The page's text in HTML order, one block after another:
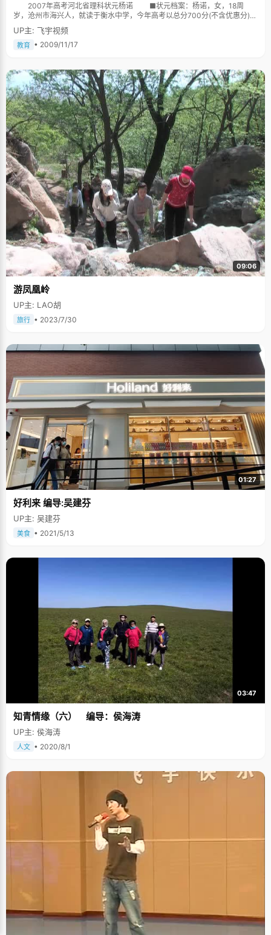
2007年高考河北省理科状元杨诺 ■状元档案：杨诺，女，18周
岁，沧州市海兴人，就读于衡水中学，今年高考以总分700分(不含优惠分)的
成绩摘取了我省理科状元的桂冠，其中，语文119分、数学147分、英语140
分、理综294分。 ■夺得状元出乎意料 6月23日下午5时30分左
右，在衡水中学的会议室，记者见到了该校269班的杨诺，这是一个阳光文
得知女儿得了全省理科状元，杨诺的父亲杨福彪一直笑得合不拢嘴。他
说，杨诺的学习成绩一直很好，考高分是在意料之中的，他认为高考成绩应
该在全省排30名左右，做梦也没想到得了状元。 ■减少失误才能取得好
成绩 作为今年的理科状元，杨诺说，她有一些成功的学习经验告诉学
弟、学妹们，要利用好改错本、笔记本，在复习时把平时的小知识连成一个
网络;上课注意听讲，走神时就强迫自己记笔记，一字一句地跟着老师记，这
样注意力就回来了;要细心，高考是尖子之间的竞争，大家实力不相上下，只
有靠少失误才能取得好名次;心态要平稳，平平静静地学习和考试。 杨诺
还说，她的学习成绩得益于衡水中学的严格管理。只有学校的管理严格，老
师们的教学、学生们的学习才能正常运行。而衡水中学老师们饭顾不上吃、
带病上课的敬业精神也是一般人难以想象的。 ■良好的学习习惯很重要
杨诺的班主任老师张兒欣老师说，杨诺是班上的劳动卫生委员，平时学
习成绩一直很突出，在学习上她听课效果非常好，学习时间安排得很有条
理，生活学习中乐于帮助别人，心理素质很好，班上的工作干得也很出色。
杨诺的物理老师王玉满、生物老师韩红梅告诉记者，杨诺心态很平和，
非常懂礼貌，学习踏实，学习习惯好，时间利用效率高，提问题到位，从不
放过小问题。听课专注，课堂上听收的知识多而完整。做作业步骤完整，从
不走过常杨诺的好习惯不仅在于老师的教育，更在于自己从小的培养。
■目标是清华经管学院 杨诺说，清华大学一直是她心目中的理想学校，
今年春节前，她就被确定为清华大学自主招生对象，对清华大学立下了承
诺：第一志愿报考清华大学，清华大学经管学院是她的目标。 来源：
http://www.liuxue86.com/a/401371.html
UP主: 飞宇视频
教育 • 2009/11/17
09:06
游凤凰岭
UP主: LAO胡
旅行 • 2023/7/30
01:27
好利来 编导:吴建芬
UP主: 吴建芬
美食 • 2021/5/13
03:47
知青情缘（六） 编导：侯海涛
UP主: 侯海涛
人文 • 2020/8/1